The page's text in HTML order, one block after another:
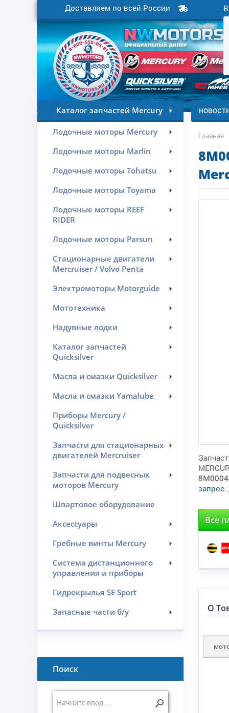
Доставляем по всей России
Каталог запчастей Mercury
Лодочные моторы Mercury
Лодочные моторы Marlin
Лодочные моторы Tohatsu
Лодочные моторы Toyama
Лодочные моторы REEF
RIDER
Лодочные моторы Parsun
Стационарные двигатели
Mercruiser / Volvo Penta
Электромоторы Motorguide
Мототехника
Надувные лодки
Каталог запчастей
Quicksilver
Масла и смазки Quicksilver
Масла и смазки Yamalube
Приборы Mercury /
Quicksilver
Запчасти для стационарных
двигателей Mercruiser
Запчасти для подвесных
моторов Mercury
Швартовое оборудование
Аксессуары
Гребные винты Mercury
Система дистанционного
управления и приборы
Гидрокрылья SE Sport
Запасные части б/у
Поиск
Главная
запрос.
Все
О